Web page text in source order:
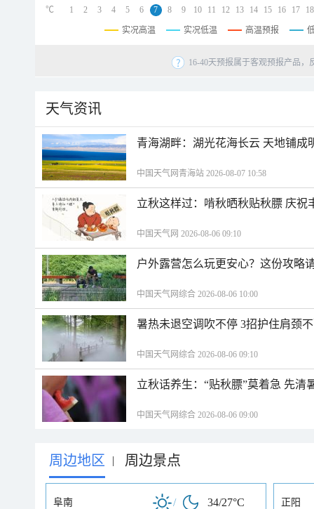
1 2 3 4 5 6 7 8 9 10 11 12 13 14 15 16 17 18
℃
实况高温 实况低温 高温预报
16-40天预报属于客观预报产品
天气资讯
青海湖畔：湖光花海长云 天地铺成
中国天气网青海站 2026-08-07 10:58
立秋这样过：啃秋晒秋贴秋膘 庆祝
中国天气网 2026-08-06 09:10
户外露营怎么玩更安心？这份攻略
中国天气网综合 2026-08-06 10:00
暑热未退空调吹不停 3招护住肩颈
中国天气网综合 2026-08-06 09:10
立秋话养生：“贴秋膘”莫着急 先清
中国天气网综合 2026-08-06 09:00
周边地区 | 周边景点
阜南 / 34/27°C 正阳